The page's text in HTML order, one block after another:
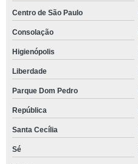
Centro de São Paulo
Consolação
Higienópolis
Liberdade
Parque Dom Pedro
República
Santa Cecília
Sé